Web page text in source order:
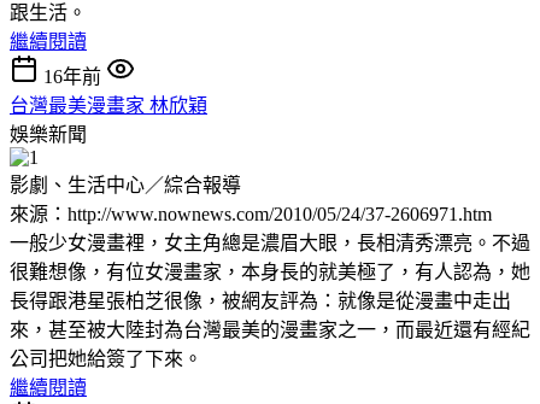
跟生活。
繼續閱讀
16年前
台灣最美漫畫家 林欣穎
娛樂新聞
影劇、生活中心／綜合報導
來源：http://www.nownews.com/2010/05/24/37-2606971.htm
一般少女漫畫裡，女主角總是濃眉大眼，長相清秀漂亮。不過
很難想像，有位女漫畫家，本身長的就美極了，有人認為，她
長得跟港星張柏芝很像，被網友評為：就像是從漫畫中走出
來，甚至被大陸封為台灣最美的漫畫家之一，而最近還有經紀
公司把她給簽了下來。
繼續閱讀